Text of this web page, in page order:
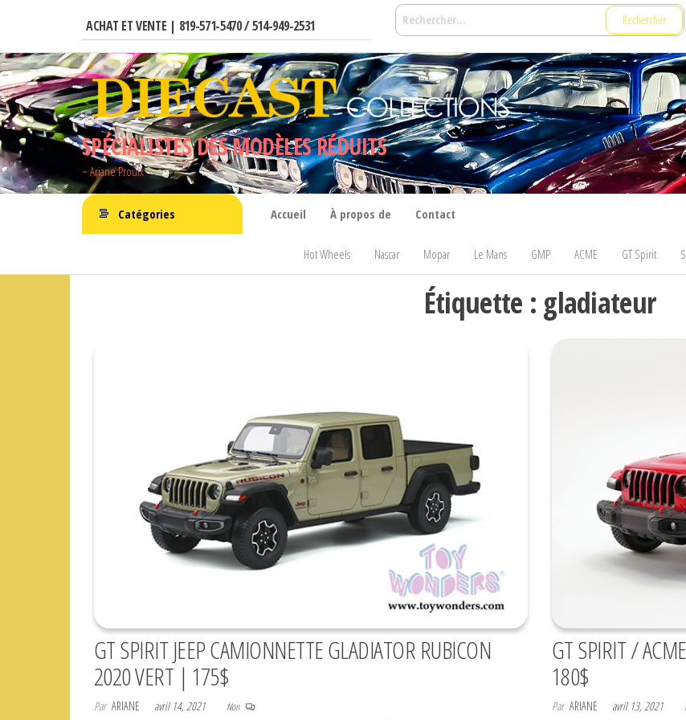
contenu
ACHAT ET VENTE | 819-571-5470 / 514-949-2531
SPÉCIALISTES DES MODÈLES RÉDUITS
~ Ariane Proulx ~
Catégories Accueil À propos de Contact
Hot Wheels Nascar Mopar Le Mans GMP ACME GT Spirit
Étiquette : gladiateur
GT SPIRIT JEEP CAMIONNETTE GLADIATOR RUBICON
2020 VERT | 175$
Par ARIANE avril 14, 2021 Non
GT SPIRIT /
180$
Par ARIANE avril 13, 2021